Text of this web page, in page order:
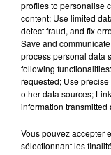
5
profiles to personalise
content; Use limited
detect fraud, and fix
Save and
process personal data
following
requested; Use
other data sources;
information transmitted
Vous pouvez accepter
sélectionnant les